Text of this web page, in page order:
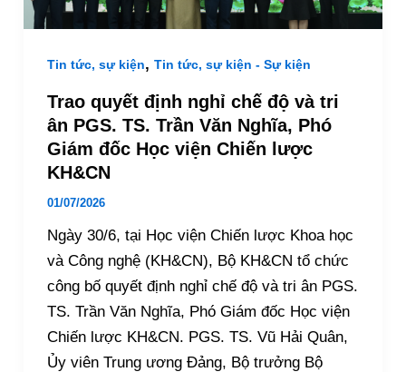
Tin tức, sự kiện, Tin tức, sự kiện - Sự kiện
Trao quyết định nghỉ chế độ và tri
ân PGS. TS. Trần Văn Nghĩa, Phó
Giám đốc Học viện Chiến lược
KH&CN
01/07/2026
Ngày 30/6, tại Học viện Chiến lược Khoa học
và Công nghệ (KH&CN), Bộ KH&CN tổ chức
công bố quyết định nghỉ chế độ và tri ân PGS.
TS. Trần Văn Nghĩa, Phó Giám đốc Học viện
Chiến lược KH&CN. PGS. TS. Vũ Hải Quân,
Ủy viên Trung ương Đảng, Bộ trưởng Bộ